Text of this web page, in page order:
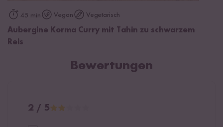
45 min Vegan Vegetarisch
Aubergine Korma Curry mit Tahin zu schwarzem
Reis
Bewertungen
2 / 5